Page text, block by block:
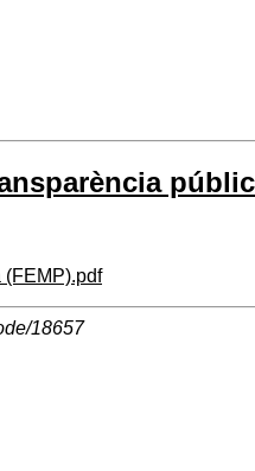
(FEMP).pdf
18657